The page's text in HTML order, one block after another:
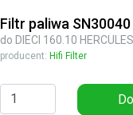
Filtr paliwa SN30040
do DIECI 160.10 HERCULES
producent: Hifi Filter